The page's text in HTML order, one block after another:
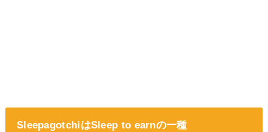
SleepagotchiはSleep to earnの一種